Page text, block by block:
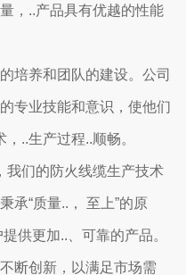
，..产品具有优越的性能
培养和团队的建设。公司
专业技能和意识，使他们
..生产过程..顺畅。
我们的防火线缆生产技术
承“质量..， 至上”的原
供更加..、可靠的产品。
断创新，以满足市场需